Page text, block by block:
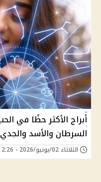
السرطان والأسد والجدي
الثلاثاء 02/يونيو/2026 - 12:26 ص